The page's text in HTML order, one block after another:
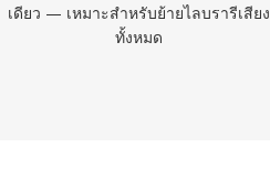
เดียว — เหมาะสำหรับย้ายไลบรารีเสียง
ทั้งหมด